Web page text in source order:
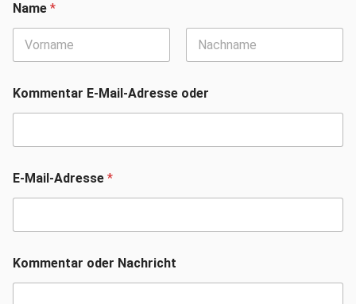
Name *
Kommentar E-Mail-Adresse oder
E-Mail-Adresse *
Kommentar oder Nachricht